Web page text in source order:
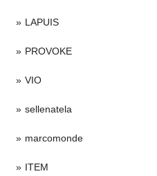
LAPUIS
PROVOKE
VIO
sellenatela
marcomonde
ITEM